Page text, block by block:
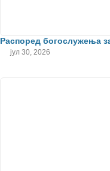
Распоред богослужења
јул 30, 2026